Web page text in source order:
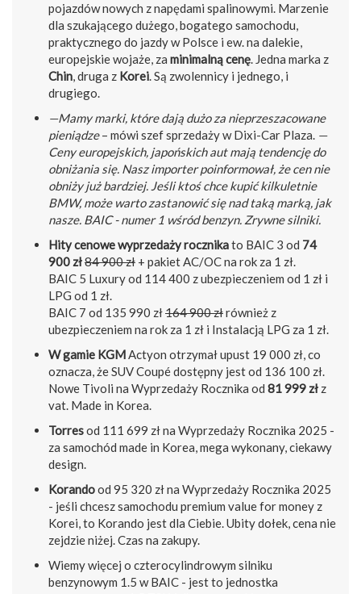
pojazdów nowych z napędami spalinowymi. Marzenie
dla szukającego dużego, bogatego samochodu,
praktycznego do jazdy w Polsce i ew. na dalekie,
europejskie wojaże, za minimalną cenę. Jedna marka z
Chin, druga z Korei. Są zwolennicy i jednego, i
drugiego.
—Mamy marki, które dają dużo za nieprzeszacowane
pieniądze– mówi szef sprzedaży w Dixi-Car Plaza. —
Ceny europejskich, japońskich aut mają tendencję do
obniżania się. Nasz importer poinformował, że cen nie
obniży już bardziej. Jeśli ktoś chce kupić kilkuletnie
BMW, może warto zastanowić się nad taką marką, jak
nasze. BAIC - numer 1 wśród benzyn. Zrywne silniki.
Hity cenowe wyprzedaży rocznikato BAIC 3 od 74
900 zł84 900 zł + pakiet AC/OC na rok za 1 zł.
BAIC 5 Luxury od 114 400 z ubezpieczeniem od 1 zł i
LPG od 1 zł.
BAIC 7 od 135 990 zł164 900 złrównież z
ubezpieczeniem na rok za 1 zł i Instalacją LPG za 1 zł.
W gamie KGMActyon otrzymał upust 19 000 zł, co
oznacza, że SUV Coupé dostępny jest od 136 100 zł.
Nowe Tivoli na Wyprzedaży Rocznika od 81 999 zł z
vat. Made in Korea.
Torresod 111 699 zł na Wyprzedaży Rocznika 2025 -
za samochód made in Korea, mega wykonany, ciekawy
design.
Korandood 95 320 zł na Wyprzedaży Rocznika 2025
- jeśli chcesz samochodu premium value for money z
Korei, to Korando jest dla Ciebie. Ubity dołek, cena nie
zejdzie niżej. Czas na zakupy.
Wiemy więcej o czterocylindrowym silniku
benzynowym 1.5 w BAIC - jest to jednostka